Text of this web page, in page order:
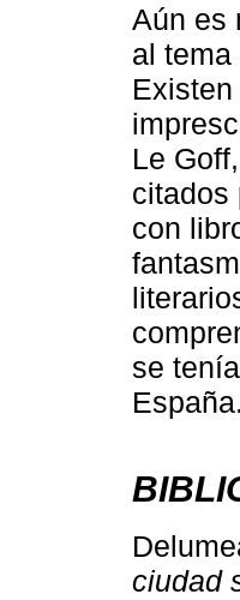
Aún es
al
Le
citados
con
se
España.
ciudad